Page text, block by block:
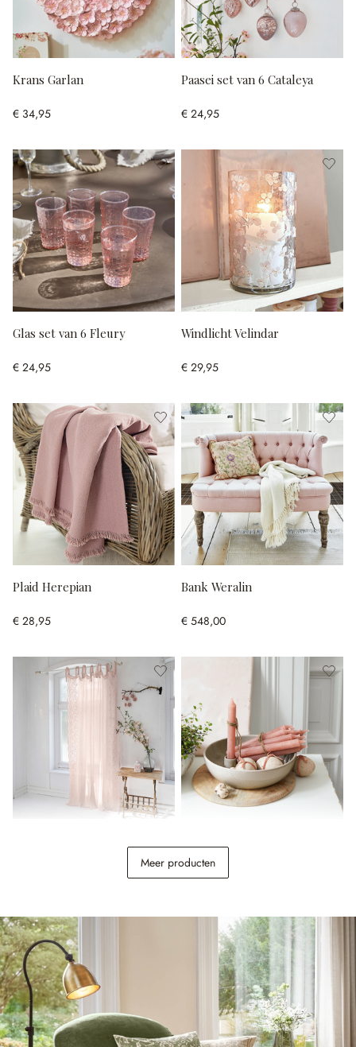
Krans Garlan
€ 34,95
Paasei set van 6 Cataleya
€ 24,95
Glas set van 6 Fleury
€ 24,95
Windlicht Velindar
€ 29,95
Plaid Herepian
€ 28,95
Bank Weralin
€ 548,00
€ 12,95
Meer producten